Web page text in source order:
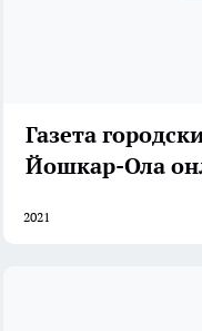
Газета
Йошкар-Ола
2021